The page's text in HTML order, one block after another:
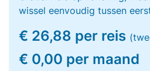
wissel eenvoudig tussen
€ 26,88 per reis
€ 0,00 per maand